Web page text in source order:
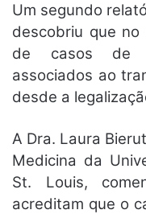
Um segundo
descobriu que no
de casos de
associados ao
desde a
A Dra. Laura
Medicina da
St. Louis,
acreditam que o